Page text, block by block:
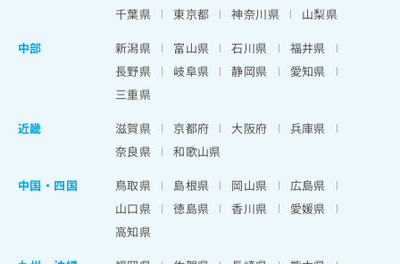
千葉県
東京都 神奈川県
山梨県
中部
新潟県 富山県 石川県
福井県
長野県
岐阜県 静岡県
愛知県
三重県
近畿
滋賀県 京都府 大阪府
兵庫県
奈良県
和歌山県
中国・四国
鳥取県 島根県 岡山県
広島県
山口県
徳島県 香川県
愛媛県
高知県